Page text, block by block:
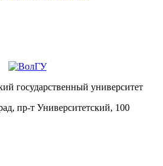
государственный университет
пр-т Университетский, 100